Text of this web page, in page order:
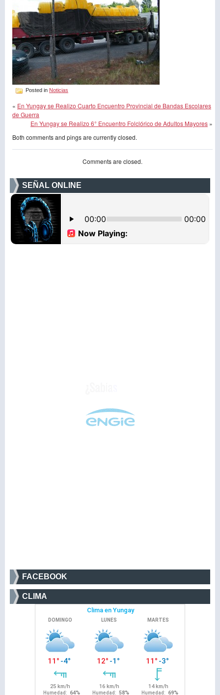
Posted in Noticias
« En Yungay se Realizo Cuarto Encuentro Provincial de Bandas Escolares
de Guerra
En Yungay se Realizo 6° Encuentro Folclórico de Adultos Mayores »
Both comments and pings are currently closed.
Comments are closed.
SEÑAL ONLINE
FACEBOOK
CLIMA